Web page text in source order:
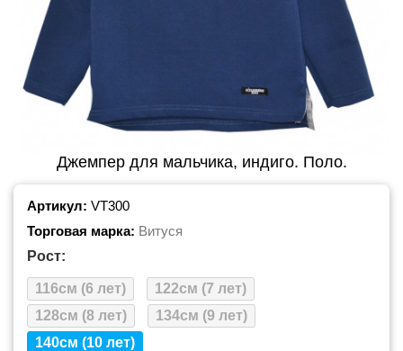
Джемпер для мальчика, индиго. Поло.
Артикул: VT300
Торговая марка: Витуся
Рост:
116см (6 лет)
122см (7 лет)
128см (8 лет)
134см (9 лет)
140см (10 лет)